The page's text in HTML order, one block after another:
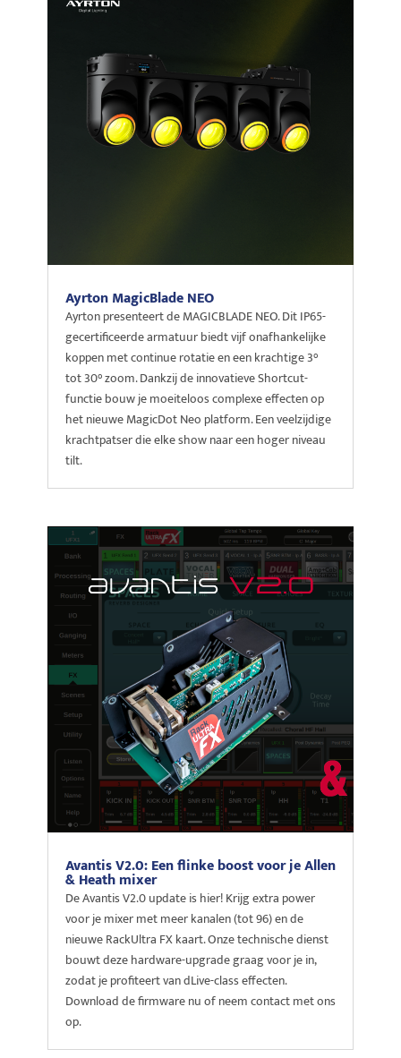
Ayrton MagicBlade NEO
Ayrton presenteert de MAGICBLADE NEO. Dit IP65-
gecertificeerde armatuur biedt vijf onafhankelijke
koppen met continue rotatie en een krachtige 3°
tot 30° zoom. Dankzij de innovatieve Shortcut-
functie bouw je moeiteloos complexe effecten op
het nieuwe MagicDot Neo platform. Een veelzijdige
krachtpatser die elke show naar een hoger niveau
tilt.
Avantis V2.0: Een flinke boost voor je Allen
& Heath mixer
De Avantis V2.0 update is hier! Krijg extra power
voor je mixer met meer kanalen (tot 96) en de
nieuwe RackUltra FX kaart. Onze technische dienst
bouwt deze hardware-upgrade graag voor je in,
zodat je profiteert van dLive-class effecten.
Download de firmware nu of neem contact met ons
op.